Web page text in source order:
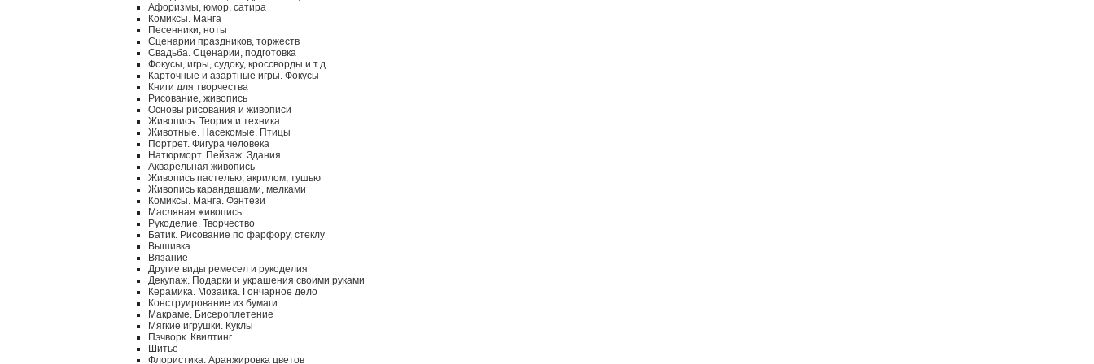
Афоризмы, юмор, сатира
Комиксы. Манга
Песенники, ноты
Сценарии праздников, торжеств
Свадьба. Сценарии, подготовка
Фокусы, игры, судоку, кроссворды и т.д.
Карточные и азартные игры. Фокусы
Книги для творчества
Рисование, живопись
Основы рисования и живописи
Живопись. Теория и техника
Животные. Насекомые. Птицы
Портрет. Фигура человека
Натюрморт. Пейзаж. Здания
Акварельная живопись
Живопись пастелью, акрилом, тушью
Живопись карандашами, мелками
Комиксы. Манга. Фэнтези
Масляная живопись
Рукоделие. Творчество
Батик. Рисование по фарфору, стеклу
Вышивка
Вязание
Другие виды ремесел и рукоделия
Декупаж. Подарки и украшения своими руками
Керамика. Мозаика. Гончарное дело
Конструирование из бумаги
Макраме. Бисероплетение
Мягкие игрушки. Куклы
Пэчворк. Квилтинг
Шитьё
Флористика. Аранжировка цветов